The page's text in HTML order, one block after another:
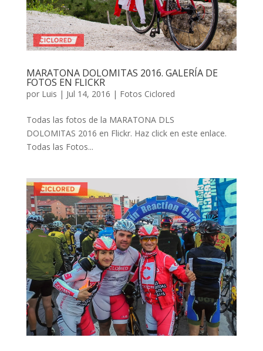
MARATONA DOLOMITAS 2016. GALERÍA DE
FOTOS EN FLICKR
por Luis | Jul 14, 2016 | Fotos Ciclored
Todas las fotos de la MARATONA DLS
DOLOMITAS 2016 en Flickr. Haz click en este enlace.
Todas las Fotos...